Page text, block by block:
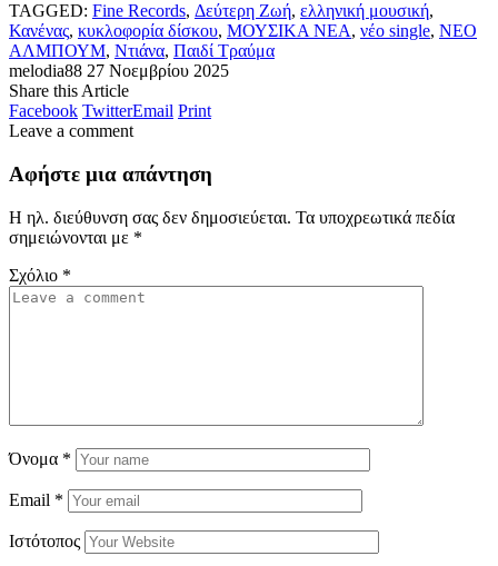
TAGGED: Fine Records, Δεύτερη Ζωή, ελληνική μουσική,
Κανένας, κυκλοφορία δίσκου, ΜΟΥΣΙΚΑ ΝΕΑ, νέο single, ΝΕΟ
ΑΛΜΠΟΥΜ, Ντιάνα, Παιδί Τραύμα
melodia88 27 Νοεμβρίου 2025
Share this Article
Facebook TwitterEmail Print
Leave a comment
Αφήστε μια απάντηση
Η ηλ. διεύθυνση σας δεν δημοσιεύεται. Τα υποχρεωτικά πεδία
σημειώνονται με *
Σχόλιο *
Όνομα *
Email *
Ιστότοπος